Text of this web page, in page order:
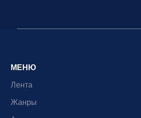
МЕНЮ
Лента
Жанры